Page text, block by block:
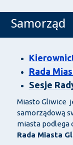
Samorząd
Rada
Sesje
Miasto Gliwice
samorządową
miasta podlega
Rada Miasta